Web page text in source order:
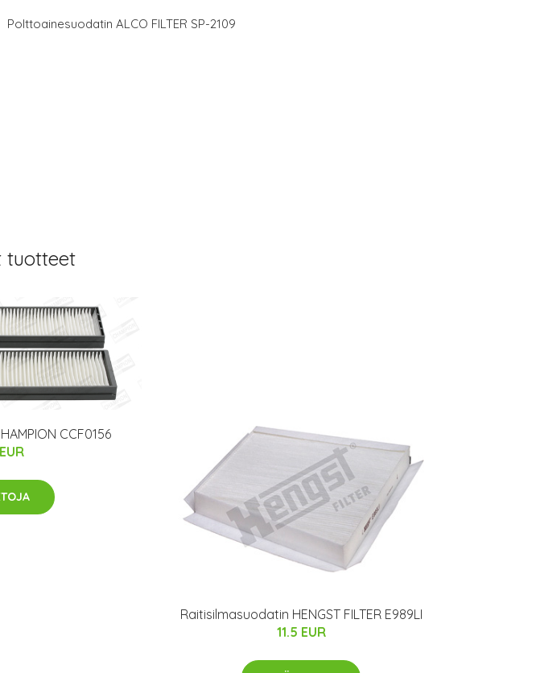
Polttoainesuodatin ALCO FILTER SP-2109
tuotteet
CCF0156
Raitisilmasuodatin HENGST FILTER E989LI
11.5 EUR